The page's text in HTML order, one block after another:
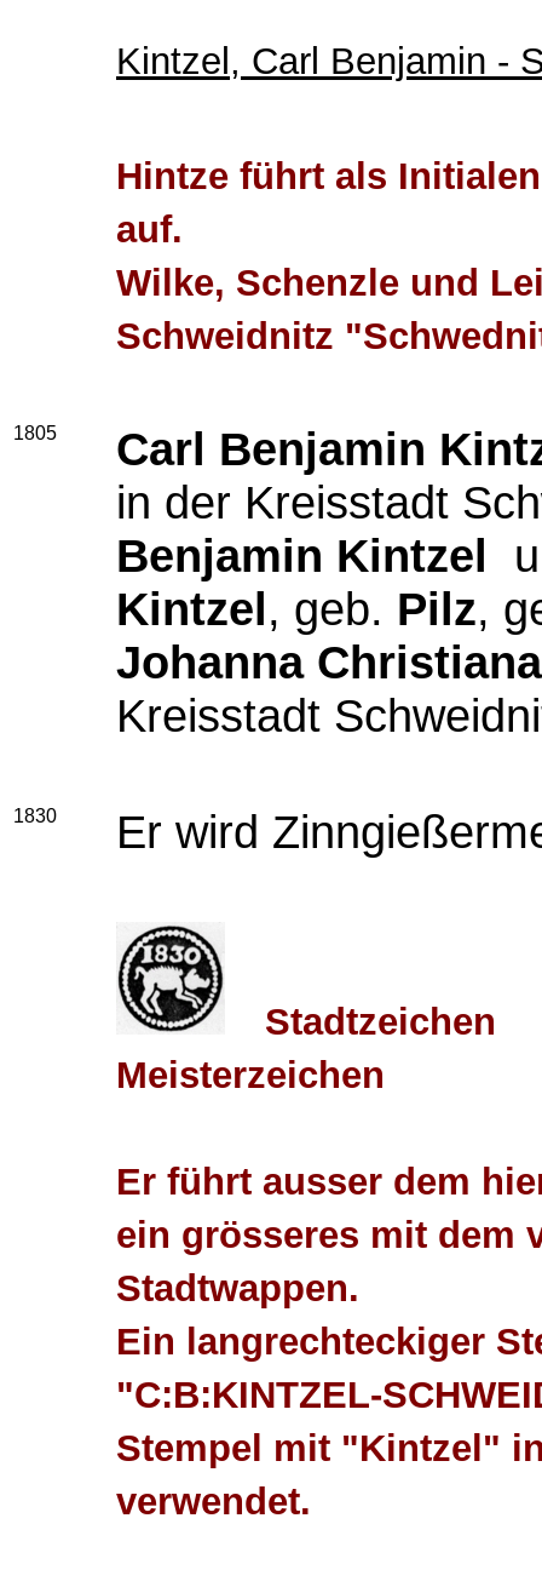
Kintzel, Carl Benjamin -
Hintze führt als
auf.
Wilke, Schenzle und
Schweidnitz
1805
Carl Benjamin
in der Kreisstadt
Benjamin Kintzel
Kintzel, geb. Pilz,
Johanna
Kreisstadt
1830 Er wird
Stadtzeichen
Meisterzeichen
Er führt ausser dem
ein grösseres mit dem
Stadtwappen.
Ein langrechteckiger
"C:B:KINTZEL-
Stempel mit "Kintzel"
verwendet.